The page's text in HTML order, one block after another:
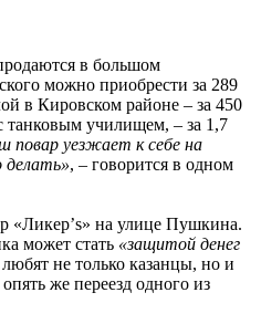
в большом
можно приобрести за 289
в Кировском районе – за 450
училищем, – за 1,7
повар уезжает к себе на
делать», – говорится в одном
«Ликер’s» на улице Пушкина.
может стать «защитой денег
не только казанцы, но и
же переезд одного из